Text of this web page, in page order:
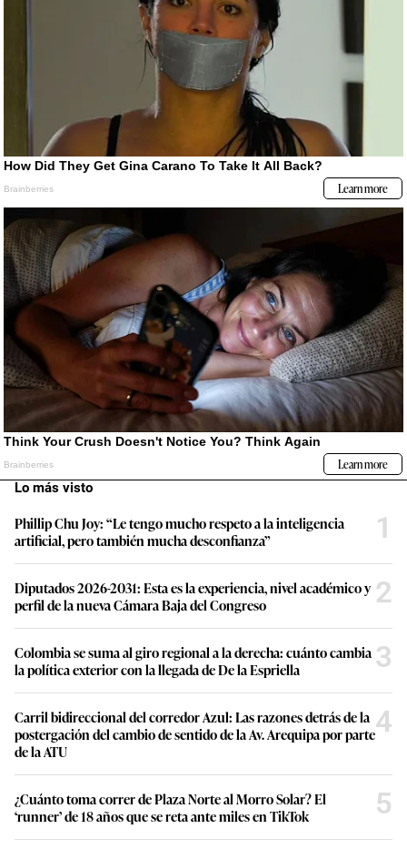
Lo más visto
Phillip Chu Joy: “Le tengo mucho respeto a la inteligencia
artificial, pero también mucha desconfianza”
1
Diputados 2026-2031: Esta es la experiencia, nivel académico y
perfil de la nueva Cámara Baja del Congreso
2
Colombia se suma al giro regional a la derecha: cuánto cambia
la política exterior con la llegada de De la Espriella
3
Carril bidireccional del corredor Azul: Las razones detrás de la
postergación del cambio de sentido de la Av. Arequipa por parte
de la ATU
4
¿Cuánto toma correr de Plaza Norte al Morro Solar? El
‘runner’ de 18 años que se reta ante miles en TikTok
5